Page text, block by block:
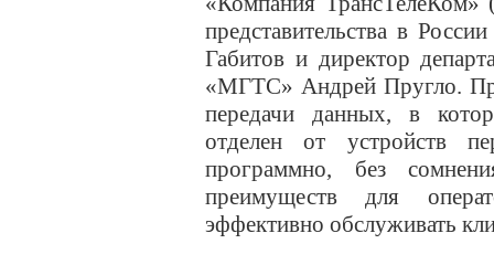
представительства в
Габитов и директор
«МГТС» Андрей Пругло.
передачи данных, в
отделен от устройств
программно, без
преимуществ для
эффективно обслуживать